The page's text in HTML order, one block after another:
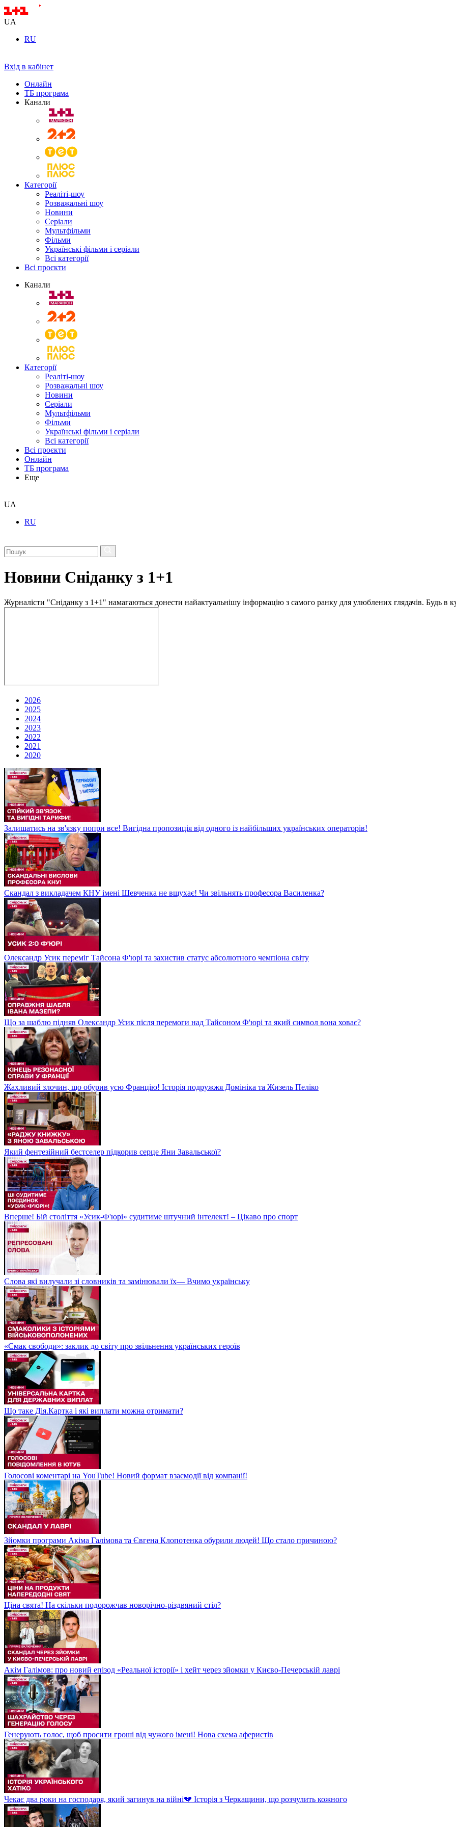
UA
RU
Вхід в кабінет
Онлайн
ТБ програма
Канали
Категорії
Реаліті-шоу
Розважальні шоу
Новини
Серіали
Мультфільми
Фільми
Українські фільми і серіали
Всі категорії
Всі проєкти
Канали
Категорії
Реаліті-шоу
Розважальні шоу
Новини
Серіали
Мультфільми
Фільми
Українські фільми і серіали
Всі категорії
Всі проєкти
Онлайн
ТБ програма
Еще
UA
RU
Новини Сніданку з 1+1
Журналісти "Сніданку з 1+1" намагаються донести найактуальнішу інформацію з самого ранку для улюблених глядачів. Будь в
2026
2025
2024
2023
2022
2021
2020
Залишатись на зв'язку попри все! Вигідна пропозиція від одного із найбільших українських операторів!
Скандал з викладачем КНУ імені Шевченка не вщухає! Чи звільнять професора Василенка?
Олександр Усик переміг Тайсона Ф'юрі та захистив статус абсолютного чемпіона світу
Що за шаблю підняв Олександр Усик після перемоги над Тайсоном Ф'юрі та який символ вона ховає?
Жахливий злочин, що обурив усю Францію! Історія подружжя Домініка та Жизель Пеліко
Який фентезійний бестселер підкорив серце Яни Завальської?
Вперше! Бій століття «Усик-Ф'юрі» судитиме штучний інтелект! – Цікаво про спорт
Слова які вилучали зі словників та замінювали їх— Вчимо українську
«Смак свободи»: заклик до світу про звільнення українських героїв
Що таке Дія.Картка і які виплати можна отримати?
Голосові коментарі на YouTube! Новий формат взаємодії від компанії!
Зйомки програми Акіма Галімова та Євгена Клопотенка обурили людей! Що стало причиною?
Ціна свята! На скільки подорожчав новорічно-різдвяний стіл?
Акім Галімов: про новий епізод «Реальної історії» і хейт через зйомки у Києво-Печерській лаврі
Генерують голос, щоб просити гроші від чужого імені! Нова схема аферистів
Чекає два роки на господаря, який загинув на війні💔 Історія з Черкащини, що розчулить кожного